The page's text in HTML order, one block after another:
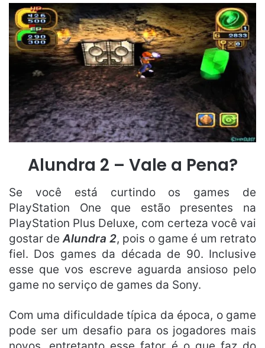
Alundra 2 – Vale a Pena?
Se você está curtindo os games de
PlayStation One que estão presentes na
PlayStation Plus Deluxe, com certeza você vai
gostar deAlundra 2, pois o game é um retrato
fiel. Dos games da década de 90. Inclusive
esse que vos escreve aguarda ansioso pelo
game no serviço de games da Sony.
Com uma dificuldade típica da época, o game
pode ser um desafio para os jogadores mais